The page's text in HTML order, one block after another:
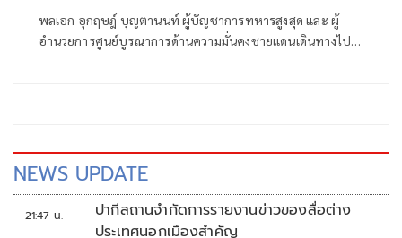
พลเอก อุกฤษฎ์ บุญตานนท์ ผู้บัญชาการทหารสูงสุด และ ผู้
อำนวยการศูนย์บูรณาการด้านความมั่นคงชายแดนเดินทางไปยัง
NEWS UPDATE
21:47 น.
ปากีสถานจำกัดการรายงานข่าวของสื่อต่าง
ประเทศนอกเมืองสำคัญ